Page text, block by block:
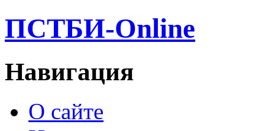
ПСТБИ-Online
Навигация
О сайте